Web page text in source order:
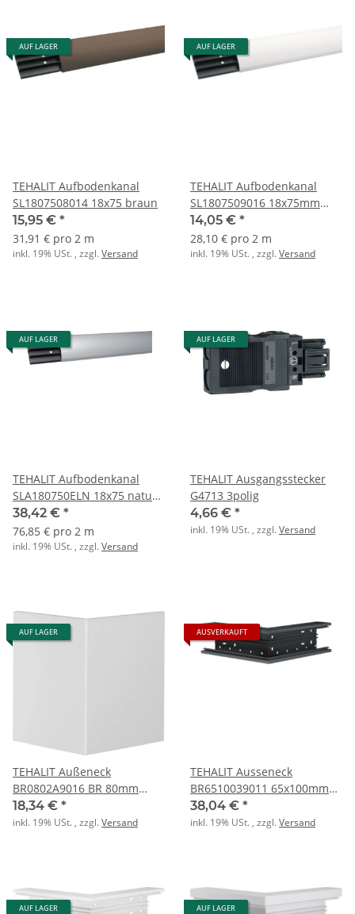
AUF LAGER
TEHALIT Aufbodenkanal
SL1807508014 18x75 braun
15,95 € *
31,91 € pro 2 m
inkl. 19% USt. , zzgl.Versand
AUF LAGER
TEHALIT Aufbodenkanal
SL1807509016 18x75mm
verkehrsweiß
14,05 € *
28,10 € pro 2 m
inkl. 19% USt. , zzgl.Versand
AUF LAGER
TEHALIT Aufbodenkanal
SLA180750ELN 18x75 natur
eloxiert
38,42 € *
76,85 € pro 2 m
inkl. 19% USt. , zzgl.Versand
AUF LAGER
TEHALIT Ausgangsstecker
G4713 3polig
4,66 € *
inkl. 19% USt. , zzgl.Versand
AUF LAGER
TEHALIT Außeneck
BR0802A9016 BR 80mm
verkehrsweiß
18,34 € *
inkl. 19% USt. , zzgl.Versand
AUSVERKAUFT
TEHALIT Ausseneck
BR6510039011 65x100mm
80mm graphitschw.
38,04 € *
inkl. 19% USt. , zzgl.Versand
AUF LAGER AUF LAGER